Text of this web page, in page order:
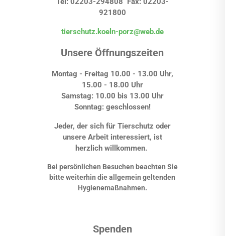
921800
tierschutz.koeln-porz@web.de
Unsere Öffnungszeiten
Montag - Freitag 10.00 - 13.00 Uhr,
15.00 - 18.00 Uhr
Samstag: 10.00 bis 13.00 Uhr
Sonntag: geschlossen!
Jeder, der sich für Tierschutz oder
unsere Arbeit interessiert, ist
herzlich willkommen.
Bei persönlichen Besuchen beachten Sie
bitte weiterhin die allgemein geltenden
Hygienemaßnahmen.
Spenden